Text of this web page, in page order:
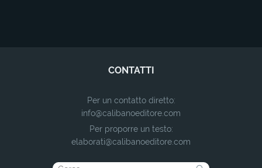
CONTATTI
Per un contatto diretto:
info@calibanoeditore.com
Per proporre un testo:
elaborati@calibanoeditore.com